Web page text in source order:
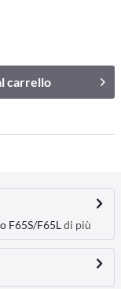
carrello
F65S/F65Ldi più